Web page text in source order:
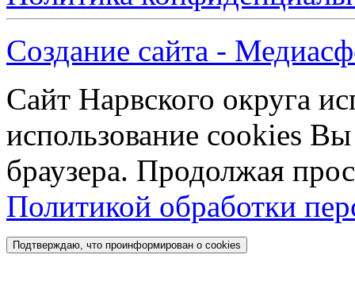
Создание сайта -
Сайт Нарвского округа
использование cookies
браузера. Продолжая
Политикой обработки
Подтверждаю, что проинформирован о cookies